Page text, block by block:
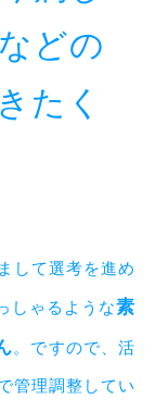
どの
たく
して選考を進め
しゃるような素
。ですので、活
管理調整してい